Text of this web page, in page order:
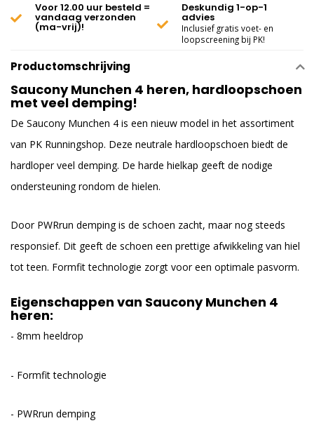
Voor 12.00 uur besteld =
vandaag verzonden
(ma-vrij)!
Deskundig 1-op-1
advies
Inclusief gratis voet- en
loopscreening bij PK!
Productomschrijving
Saucony Munchen 4 heren, hardloopschoen
met veel demping!
De Saucony Munchen 4 is een nieuw model in het assortiment
van PK Runningshop. Deze neutrale hardloopschoen biedt de
hardloper veel demping. De harde hielkap geeft de nodige
ondersteuning rondom de hielen.
Door PWRrun demping is de schoen zacht, maar nog steeds
responsief. Dit geeft de schoen een prettige afwikkeling van hiel
tot teen. Formfit technologie zorgt voor een optimale pasvorm.
Eigenschappen van Saucony Munchen 4
heren:
- 8mm heeldrop
- Formfit technologie
- PWRrun demping